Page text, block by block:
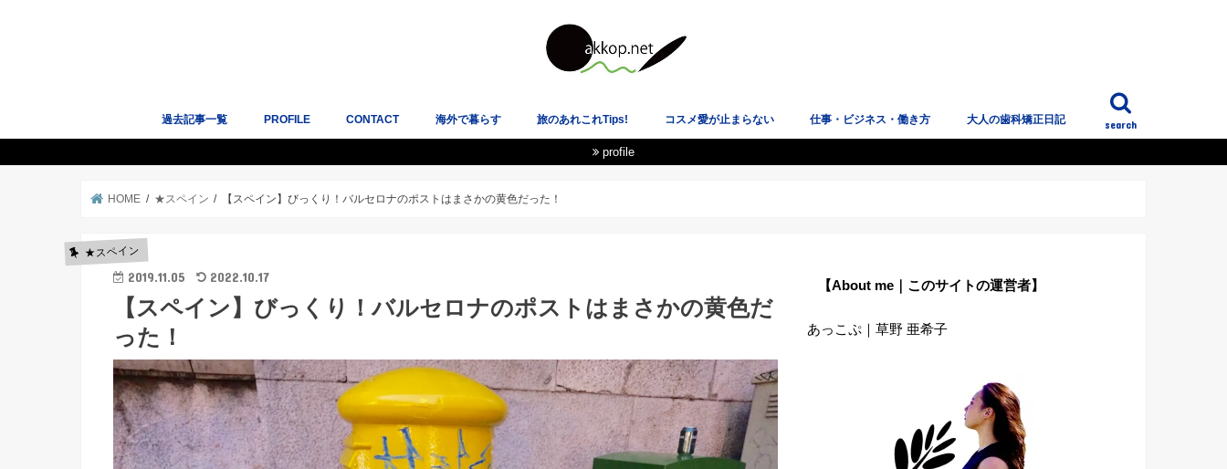
search
過去記事一覧 PROFILE CONTACT 海外で暮らす 旅のあれこれTips!
飛行機も空港も大好き！
電車オタクのLOVE乗り物！
国際恋愛・海外の恋愛観
コスメ愛が止まらない 仕事・ビジネス・働き方 大人の歯科矯正日記
profile
HOME ★スペイン 【スペイン】びっくり！バルセロナのポストはまさかの黄色だった！
★スペイン
2019.11.05 2022.10.17
【スペイン】びっくり！バルセロナのポストはまさかの黄色だ
った！
【About me｜このサイトの運営者】
あっこぷ｜草野 亜希子